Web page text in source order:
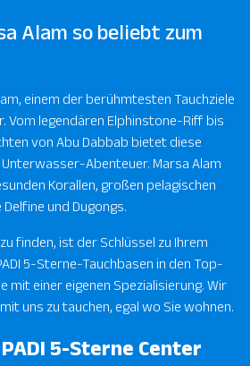
Alam so beliebt zum
einem der berühmtesten Tauchziele
Vom legendären Elphinstone-Riff bis
von Abu Dabbab bietet diese
Unterwasser-Abenteuer. Marsa Alam
Korallen, großen pelagischen
und Dugongs.
finden, ist der Schlüssel zu Ihrem
5-Sterne-Tauchbasen in den Top-
mit einer eigenen Spezialisierung. Wir
uns zu tauchen, egal wo Sie wohnen.
5-Sterne Center